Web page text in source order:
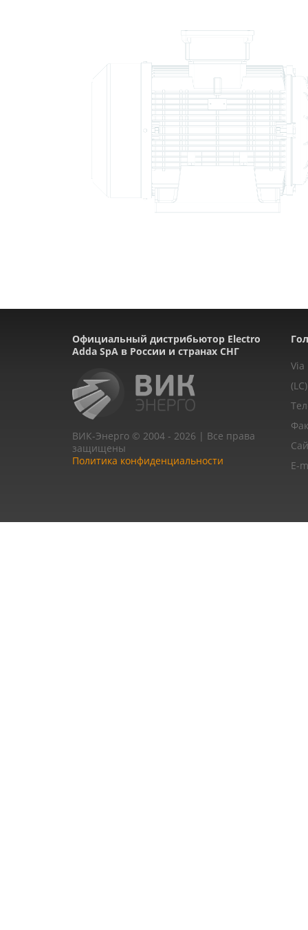
Официальный дистрибьютор Electro
Adda SpA в России и странах СНГ
ВИК-Энерго © 2004 - 2026 | Все права
защищены
Политика конфиденциальности
Via
E-